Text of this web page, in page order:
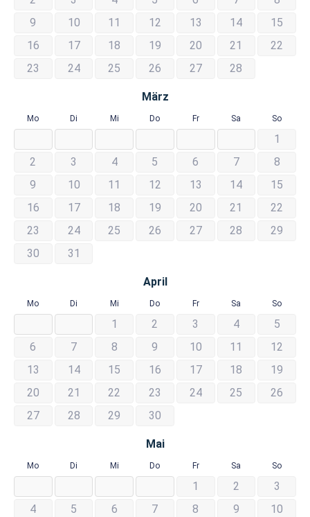
9
10 11 12 13 14
15
16
17 18 19 20 21
22
23
24 25 26 27 28
März
Mo Di Mi Do Fr Sa So
1
2
3 4 5 6 7
8
9
10 11 12 13 14
15
16
17 18 19 20 21
22
23
24 25 26 27 28
29
30
31
April
Mo Di Mi Do Fr Sa So
1 2 3 4
5
6
7 8 9 10 11
12
13
14 15 16 17 18
19
20
21 22 23 24 25
26
27
28 29 30
Mai
Mo Di Mi Do Fr Sa So
1 2
3
4
5 6 7 8 9
10